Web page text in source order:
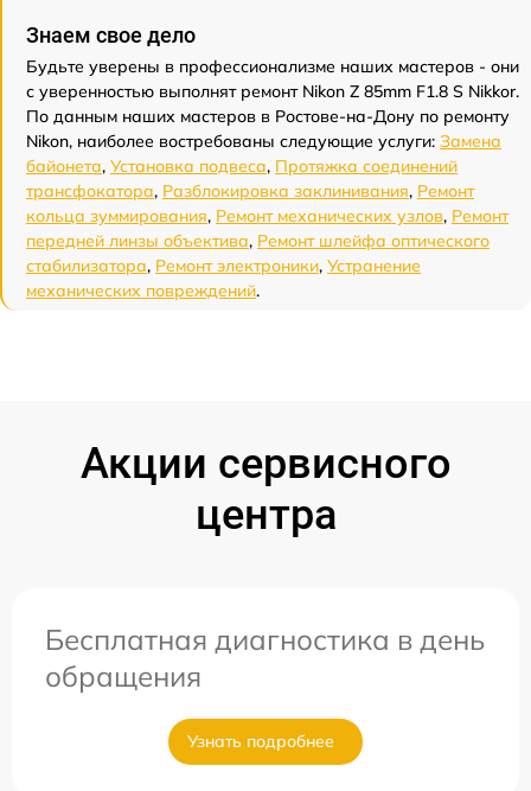
Знаем свое дело
Будьте уверены в профессионализме наших мастеров - они
с уверенностью выполнят ремонт Nikon Z 85mm F1.8 S Nikkor.
По данным наших мастеров в Ростове-на-Дону по ремонту
Nikon, наиболее востребованы следующие услуги: Замена
байонета, Установка подвеса, Протяжка соединений
трансфокатора, Разблокировка заклинивания, Ремонт
кольца зуммирования, Ремонт механических узлов, Ремонт
передней линзы объектива, Ремонт шлейфа оптического
стабилизатора, Ремонт электроники, Устранение
механических повреждений.
Акции сервисного
центра
Бесплатная диагностика в день
обращения
Узнать подробнее